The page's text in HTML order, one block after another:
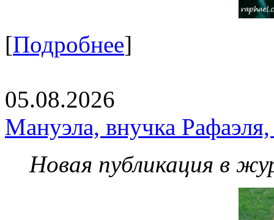
[Подробнее]
05.08.2026
Мануэла, внучка
Новая публикация в